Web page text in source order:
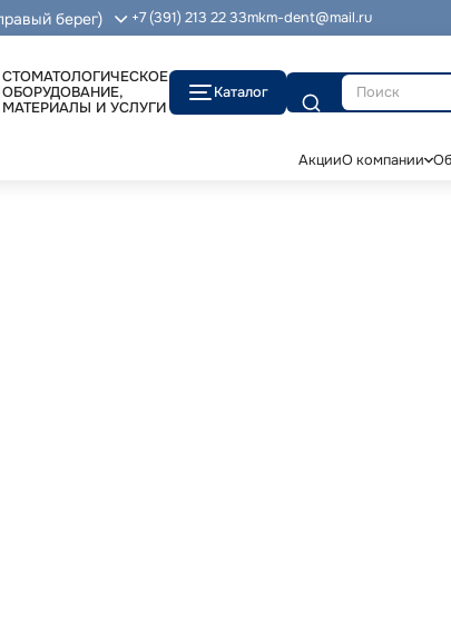
берег) +7 (391) 213 22 33mkm-dent@mail.ru
СТОМАТОЛОГИЧЕСКОЕ
ОБОРУДОВАНИЕ,
МАТЕРИАЛЫ И УСЛУГИ
Каталог
Поиск
АкцииО компании